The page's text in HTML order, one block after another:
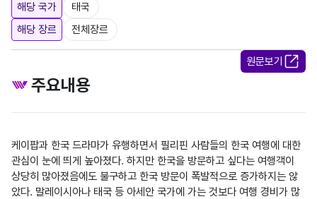
해당 국가
태국
해당 장르
전체장르
원문보기
주요내용
케이팝과 한국 드라마가 유행하면서 필리핀 사람들의 한국 여행에 대한
관심이 눈에 띄게 높아졌다. 하지만 한국을 방문하고 싶다는 여행객이
상당히 많아졌음에도 불구하고 한국 방문이 폭발적으로 증가하지는 않
았다. 말레이시아나 태국 등 아세안 국가에 가는 것보다 여행 경비가 많